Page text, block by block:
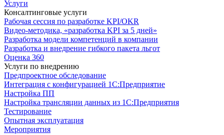
Услуги
Консалтинговые услуги
Рабочая сессия по разработке KPI/OKR
Видео-методика, «разработка KPI за 5 дней»
Разработка модели компетенций в компании
Разработка и внедрение гибкого пакета льгот
Оценка 360
Услуги по внедрению
Предпроектное обследование
Интеграция с конфигурацией 1С:Предприятие
Настройка ПП
Настройка трансляции данных из 1С:Предприятия
Тестирование
Опытная эксплуатация
Мероприятия